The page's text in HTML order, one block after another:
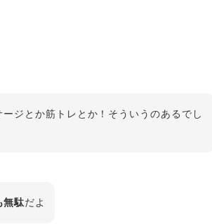
ジとか筋トレとか！そういうのあるでし
無駄だよ